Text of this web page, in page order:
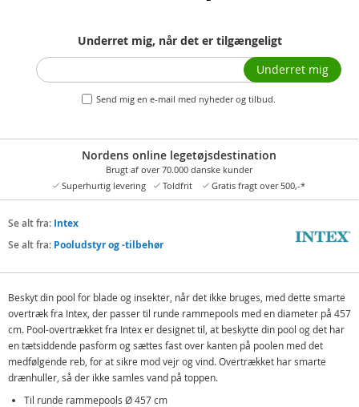
Underret mig, når det er tilgængeligt
Send mig en e-mail med nyheder og tilbud.
Underret mig
Nordens online legetøjsdestination
Brugt af over 70.000 danske kunder
Superhurtig levering
Toldfrit Gratis fragt over 500,-*
Se alt fra: Intex
Se alt fra: Pooludstyr og -tilbehør
Beskyt din pool for blade og insekter, når det ikke bruges, med dette smarte
overtræk fra Intex, der passer til runde rammepools med en diameter på 457
cm. Pool-overtrækket fra Intex er designet til, at beskytte din pool og det har
en tætsiddende pasform og sættes fast over kanten på poolen med det
medfølgende reb, for at sikre mod vejr og vind. Overtrækket har smarte
drænhuller, så der ikke samles vand på toppen.
Til runde rammepools Ø 457 cm